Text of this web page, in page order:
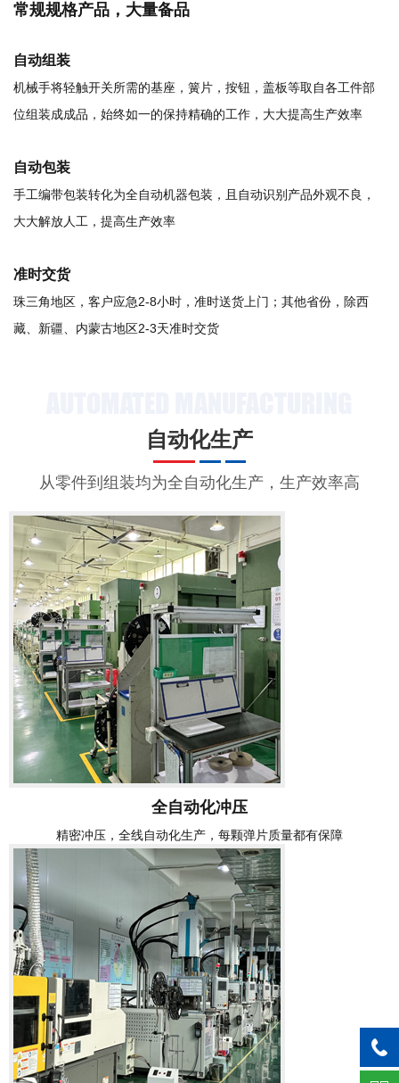
常规规格产品，大量备品
自动组装
机械手将轻触开关所需的基座，簧片，按钮，盖板等取自各工件部
位组装成成品，始终如一的保持精确的工作，大大提高生产效率
自动包装
手工编带包装转化为全自动机器包装，且自动识别产品外观不良，
大大解放人工，提高生产效率
准时交货
珠三角地区，客户应急2-8小时，准时送货上门；其他省份，除西
藏、新疆、内蒙古地区2-3天准时交货
自动化生产
从零件到组装均为全自动化生产，生产效率高
全自动化冲压
精密冲压，全线自动化生产，每颗弹片质量都有保障